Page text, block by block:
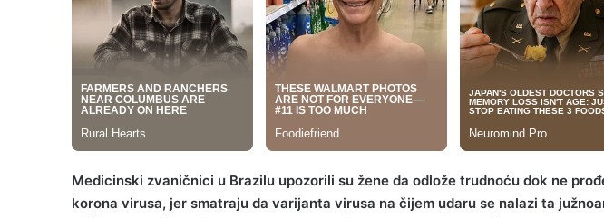
Medicinski zvaničnici u Brazilu upozorili su žene da odlože trudnoću dok ne
korona virusa, jer smatraju da varijanta virusa na čijem udaru se nalazi ta